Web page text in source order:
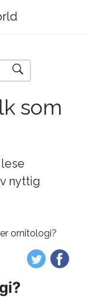
som
nyttig
ornitologi?